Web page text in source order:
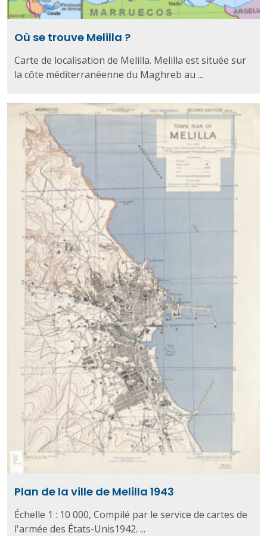
Où se trouve Melilla ?
Carte de localisation de Melilla. Melilla est située sur
la côte méditerranéenne du Maghreb au ...
Plan de la ville de Melilla 1943
Échelle 1 : 10 000, Compilé par le service de cartes de
l'armée des États-Unis1942. ...